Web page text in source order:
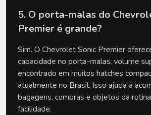
5. O porta-malas do
Premier é grande?
Sim. O Chevrolet Sonic Premier
capacidade no porta-malas, volume
encontrado em muitos hatches
atualmente no Brasil. Isso ajuda a
bagagens, compras e objetos da
facilidade.